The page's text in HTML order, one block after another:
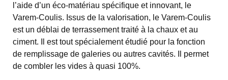
l’aide d’un éco-matériau spécifique et innovant, le
Varem-Coulis. Issus de la valorisation, le Varem-Coulis
est un déblai de terrassement traité à la chaux et au
ciment. Il est tout spécialement étudié pour la fonction
de remplissage de galeries ou autres cavités. Il permet
de combler les vides à quasi 100%.